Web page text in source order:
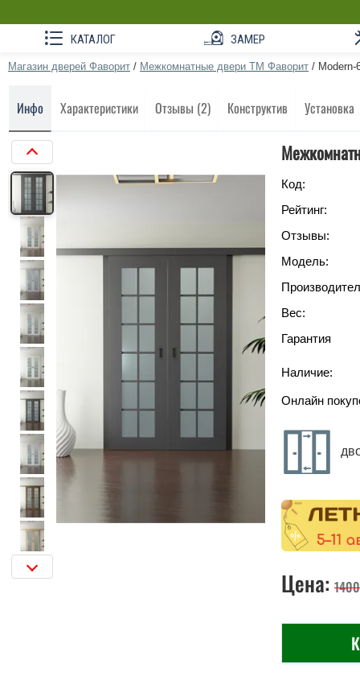
КАТАЛОГ ЗАМЕР
Магазин дверей Фаворит / Межкомнатные двери ТМ Фаворит / Modern-
Инфо Характеристики Отзывы (2) Конструктив Установка
Код:
Рейтинг:
Отзывы:
Модель:
Вес:
Гарантия
Наличие:
Онлайн
Цена: